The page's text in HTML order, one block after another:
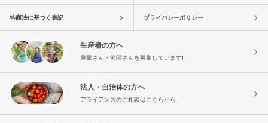
特商法に基づく表記 プライバシーポリシー
生産者の方へ
農家さん・漁師さんを募集しています!
法人・自治体の方へ
アライアンスのご相談はこちらから